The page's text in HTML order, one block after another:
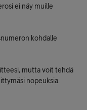
ei näy muille
kohdalle
mutta voit tehdä
nopeuksia.